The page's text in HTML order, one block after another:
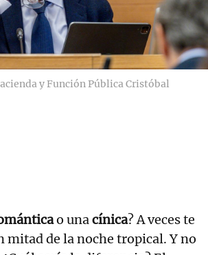
y Función Pública Cristóbal
o unacínica? A veces te
mitad de la noche tropical. Y no